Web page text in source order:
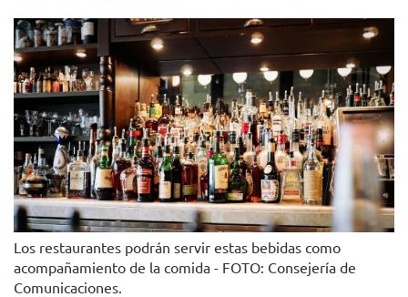
Los restaurantes podrán servir estas bebidas como
acompañamiento de la comida - FOTO: Consejería de
Comunicaciones.